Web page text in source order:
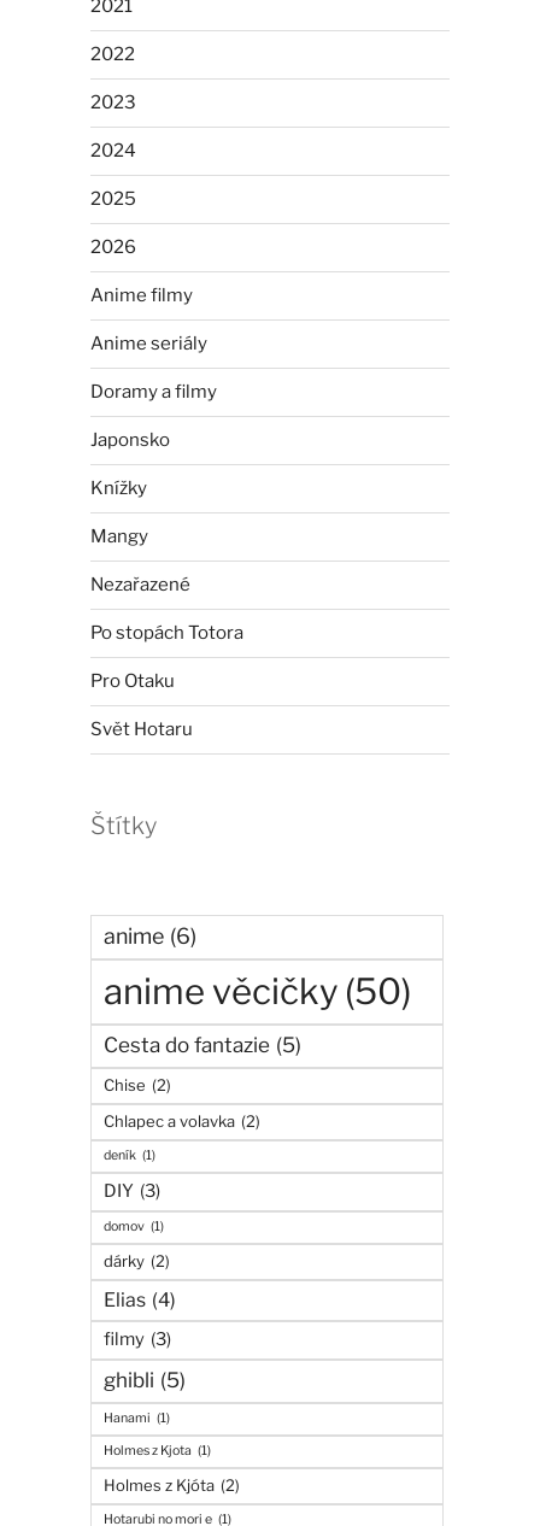
2021
2022
2023
2024
2025
2026
Anime filmy
Anime seriály
Doramy a filmy
Japonsko
Knížky
Mangy
Nezařazené
Po stopách Totora
Pro Otaku
Svět Hotaru
Štítky
anime (6)
anime věcičky (50)
Cesta do fantazie (5)
Chise (2)
Chlapec a volavka (2)
deník (1)
DIY (3)
domov (1)
dárky (2)
Elias (4)
filmy (3)
ghibli (5)
Hanami (1)
Holmes z Kjota (1)
Holmes z Kjóta (2)
Hotarubi no mori e (1)